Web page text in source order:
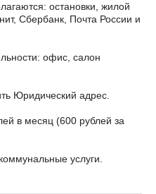
остановки, жилой
Сбербанк, Почта России и
офис, салон
Юридический адрес.
в месяц (600 рублей за
услуги.